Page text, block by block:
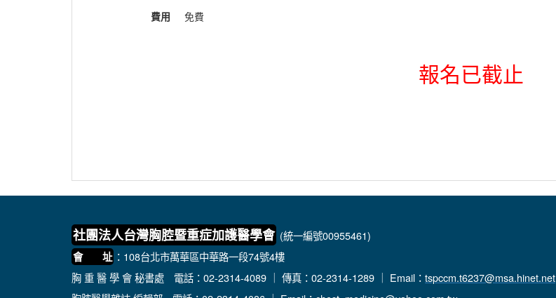
費用
免費
報名已截止
社團法人台灣胸腔暨重症加護醫學會 (統一編號00955461)
會 址 ：108台北市萬華區中華路一段74號4樓
胸 重 醫 學 會 秘書處 電話：02-2314-4089 ｜ 傳真：02-2314-1289 ｜ Email： tspccm.t6237@msa.hinet.net